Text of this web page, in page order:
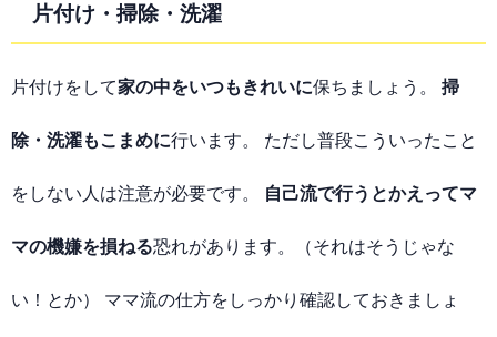
片付け・掃除・洗濯
片付けをして家の中をいつもきれいに保ちましょう。 掃
除・洗濯もこまめに行います。 ただし普段こういったこと
をしない人は注意が必要です。 自己流で行うとかえってマ
マの機嫌を損ねる恐れがあります。（それはそうじゃな
い！とか） ママ流の仕方をしっかり確認しておきましょ